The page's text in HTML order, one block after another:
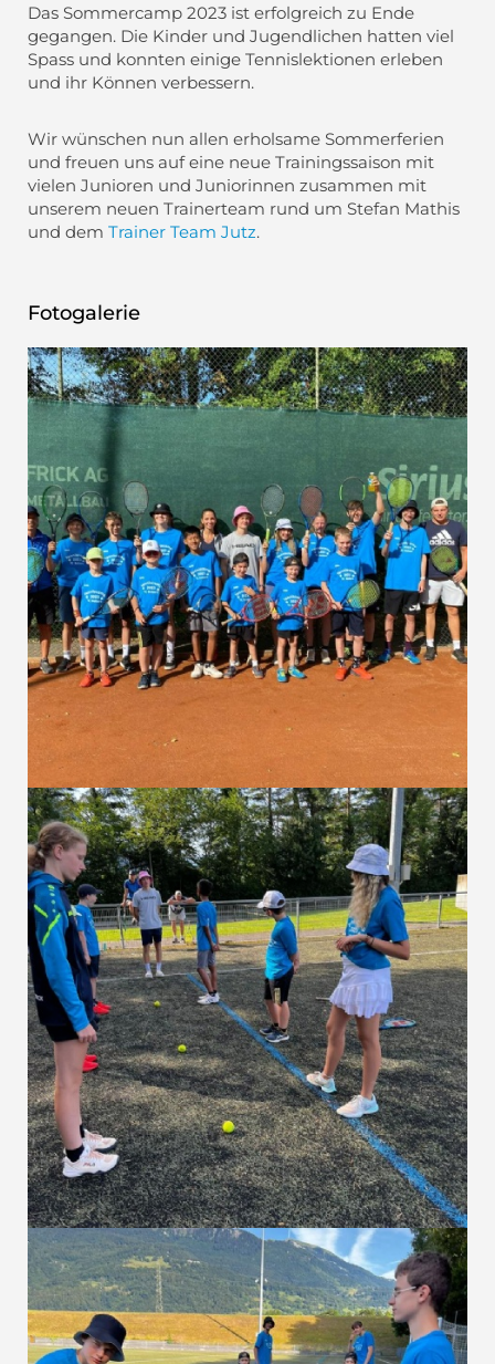
Das Sommercamp 2023 ist erfolgreich zu Ende
gegangen. Die Kinder und Jugendlichen hatten viel
Spass und konnten einige Tennislektionen erleben
und ihr Können verbessern.
Wir wünschen nun allen erholsame Sommerferien
und freuen uns auf eine neue Trainingssaison mit
vielen Junioren und Juniorinnen zusammen mit
unserem neuen Trainerteam rund um Stefan Mathis
und dem Trainer Team Jutz.
Fotogalerie